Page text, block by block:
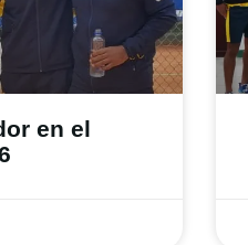
en el